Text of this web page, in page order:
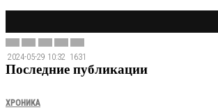
2024-05-29 10:32 1631
Последние публикации
ХРОНИКА